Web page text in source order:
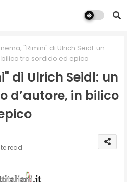
"Rimini" di Ulrich Seidl: un
tra sordido ed epico
di Ulrich Seidl: un
d’autore, in bilico
read